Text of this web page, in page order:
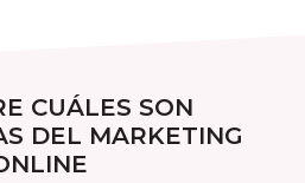
CUÁLES SON
DEL MARKETING